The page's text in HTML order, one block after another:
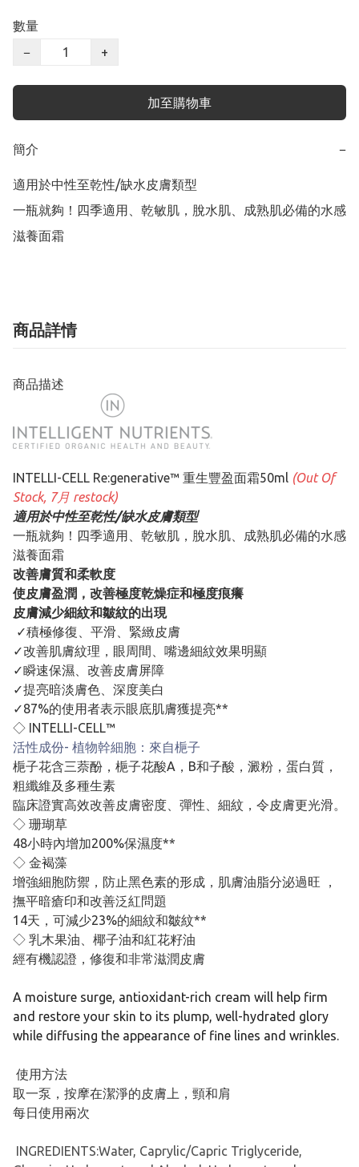
數量
−
+
加至購物車
簡介 −
適用於中性至乾性/缺水皮膚類型
一瓶就夠！四季適用、乾敏肌，脫水肌、成熟肌必備的水感
滋養面霜
商品詳情
商品描述
INTELLI-CELL Re:generative™ 重生豐盈面霜50ml (Out Of
Stock, 7月 restock)
適用於中性至乾性/缺水皮膚類型
一瓶就夠！四季適用、乾敏肌，脫水肌、成熟肌必備的水感
滋養面霜
改善膚質和柔軟度
使⽪膚盈潤，改善極度乾燥症和極度痕癢
⽪膚減少細紋和皺紋的出現
✓積極修復、平滑、緊緻皮膚
✓改善肌膚紋理，眼周間、嘴邊細紋效果明顯
✓瞬速保濕、改善皮膚屏障
✓提亮暗淡膚色、深度美白
✓87%的使用者表示眼底肌膚獲提亮**
◇ INTELLI-CELL™
活性成份- 植物幹細胞：來自梔子
梔子花含三萘酚，梔子花酸A，B和子酸，澱粉，蛋白質，
粗纖維及多種生素
臨床證實高效改善皮膚密度、彈性、細紋，令皮膚更光滑。
◇ 珊瑚草
48小時內增加200%保濕度**
◇ 金褐藻
增強細胞防禦，防止黑色素的形成，肌膚油脂分泌過旺 ，
撫平暗瘡印和改善泛紅問題
14天，可減少23%的細紋和皺紋**
◇ 乳木果油、椰子油和紅花籽油
經有機認證，修復和非常滋潤皮膚
A moisture surge, antioxidant-rich cream will help firm
and restore your skin to its plump, well-hydrated glory
while diffusing the appearance of fine lines and wrinkles.
使用方法
取一泵，按摩在潔淨的皮膚上，頸和肩
每日使用兩次
INGREDIENTS:Water, Caprylic/Capric Triglyceride,